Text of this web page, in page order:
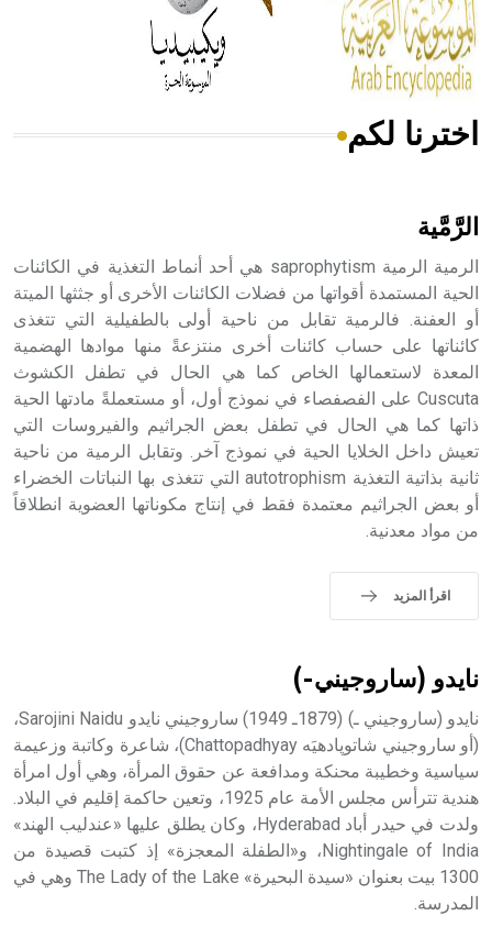
من مادة كربونات الكلسيوم، وهو أحمر أو شديد الحمرة وهو
أجود أنواعه، ويمتاز بكبر الحجم ويسمى الش
هل تعلم أن الأبسيد كلمة فرنسية اللفظ تم اعتمادها مصطلحاً
- هل تعلم أن أبجر Abgar اسم معروف جيداً يعود إلى عدد من
الملوك الذين حكموا مدينة إديسا (الرها) من أبجر الأول وحتى
التاسع، وهم ينتسبون إلى أسرة أوسروين
- هل تعلم أن الأبجدية الكنعانية تتألف من /22/ علامة كتابية
sign تكتب منفصلة غير متصلة، وتعتمد المبدأ الأكوروفوني،
حيث تقتصر القيمة الصوتية للعلامة الك
اخترنا لكم
الرَّمَّية
الرمية الرمية saprophytism هي أحد أنماط التغذية في الكائنات
الحية المستمدة أقواتها من فضلات الكائنات الأخرى أو جثثها الميتة
أو العفنة. فالرمية تقابل من ناحية أولى بالطفيلية التي تتغذى
كائناتها على حساب كائنات أخرى منتزعةً منها موادها الهضمية
المعدة لاستعمالها الخاص كما هي الحال في تطفل الكشوث
Cuscuta على الفصفصاء في نموذج أول، أو مستعملةً مادتها الحية
ذاتها كما هي الحال في تطفل بعض الجراثيم والفيروسات التي
تعيش داخل الخلايا الحية في نموذج آخر. وتقابل الرمية من ناحية
ثانية بذاتية التغذية autotrophism التي تتغذى بها النباتات الخضراء
أو بعض الجراثيم معتمدة فقط في إنتاج مكوناتها العضوية انطلاقاً
من مواد معدنية.
اقرأ المزيد
نايدو (ساروجيني-)
نايدو (ساروجيني ـ) (1879ـ 1949) ساروجيني نايدو Sarojini Naidu،
(أو ساروجيني شاتوپادهيَه Chattopadhyay)، شاعرة وكاتبة وزعيمة
سياسية وخطيبة محنكة ومدافعة عن حقوق المرأة، وهي أول امرأة
هندية تترأس مجلس الأمة عام 1925، وتعين حاكمة إقليم في البلاد.
ولدت في حيدر أباد Hyderabad، وكان يطلق عليها «عندليب الهند»
Nightingale of India، و«الطفلة المعجزة» إذ كتبت قصيدة من
1300 بيت بعنوان «سيدة البحيرة» The Lady of the Lake وهي في
المدرسة.